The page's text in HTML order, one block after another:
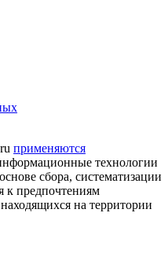
применяются
технологии
сбора, систематизации
к предпочтениям
на территории